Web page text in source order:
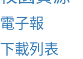
電子報
下載列表